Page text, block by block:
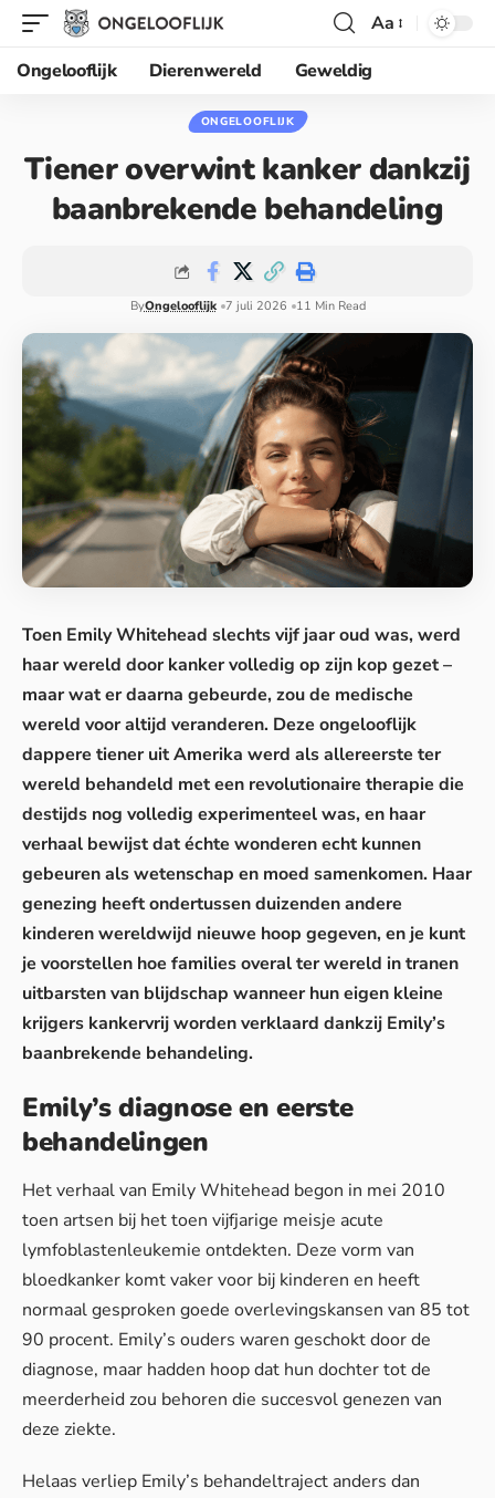
Aa
Ongelooflijk
Dierenwereld Geweldig
ONGELOOFLIJK
Tiener overwint kanker dankzij
baanbrekende behandeling
ByOngelooflijk 7 juli 2026 11 Min Read
Toen Emily Whitehead slechts vijf jaar oud was, werd
haar wereld door kanker volledig op zijn kop gezet –
maar wat er daarna gebeurde, zou de medische
wereld voor altijd veranderen. Deze ongelooflijk
dappere tiener uit Amerika werd als allereerste ter
wereld behandeld met een revolutionaire therapie die
destijds nog volledig experimenteel was, en haar
verhaal bewijst dat échte wonderen echt kunnen
gebeuren als wetenschap en moed samenkomen. Haar
genezing heeft ondertussen duizenden andere
kinderen wereldwijd nieuwe hoop gegeven, en je kunt
je voorstellen hoe families overal ter wereld in tranen
uitbarsten van blijdschap wanneer hun eigen kleine
krijgers kankervrij worden verklaard dankzij Emily’s
baanbrekende behandeling.
Emily’s diagnose en eerste
behandelingen
Het verhaal van Emily Whitehead begon in mei 2010
toen artsen bij het toen vijfjarige meisje acute
lymfoblastenleukemie ontdekten. Deze vorm van
bloedkanker komt vaker voor bij kinderen en heeft
normaal gesproken goede overlevingskansen van 85 tot
90 procent. Emily’s ouders waren geschokt door de
diagnose, maar hadden hoop dat hun dochter tot de
meerderheid zou behoren die succesvol genezen van
deze ziekte.
Helaas verliep Emily’s behandeltraject anders dan